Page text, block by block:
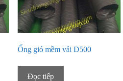
Ống gió mềm vải D500
Đọc tiếp